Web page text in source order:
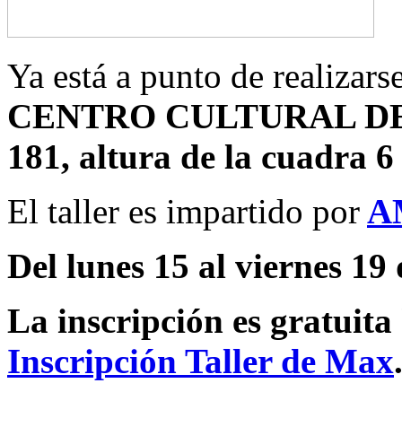
Ya está a punto de
CENTRO CULTURAL
181, altura de la cuadra
El taller es impartido por
Del lunes 15 al viernes
La inscripción es gratuita
Inscripción Taller de Max.